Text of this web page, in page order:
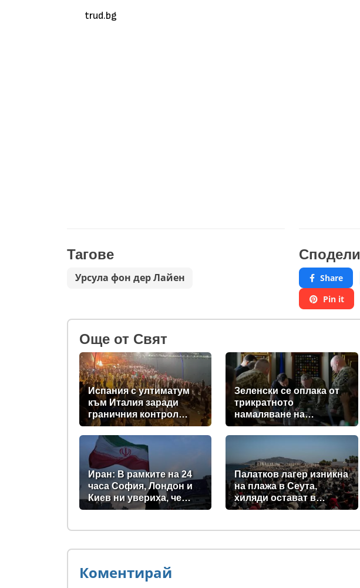
trud.bg
Тагове
Урсула фон дер Лайен
Сподели
Share
Pin it
Oще от Свят
Испания с ултиматум
към Италия заради
граничния контрол
след нашествието в
Сеута
Зеленски се оплака от
трикратното
намаляване на
доставките на ракети-
прехващачи от Запада
Иран: В рамките на 24
часа София, Лондон и
Киев ни увериха, че
няма да станат част от
Палатков лагер изникна
на плажа в Сеута,
хиляди остават в
испанския ексклав
Коментирай